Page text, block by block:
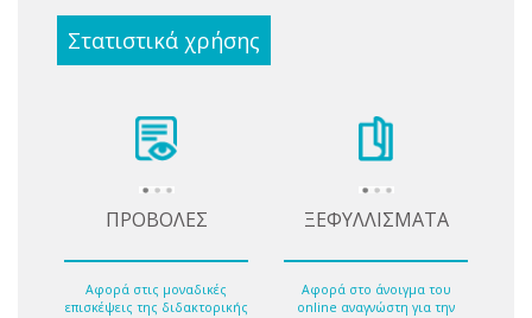
Στατιστικά χρήσης
ΠΡΟΒΟΛΕΣ
Αφορά στις μοναδικές
επισκέψεις της διδακτορικής
ΞΕΦΥΛΛΙΣΜΑΤΑ
Αφορά στο άνοιγμα του
online αναγνώστη για την